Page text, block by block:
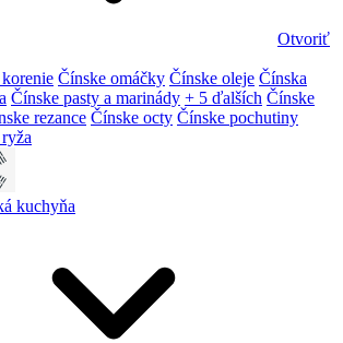
Otvoriť
Čínske omáčky Čínske oleje Čínska
Čínske pasty a marinády + 5 ďalších Čínske
rezance Čínske octy Čínske pochutiny
kuchyňa